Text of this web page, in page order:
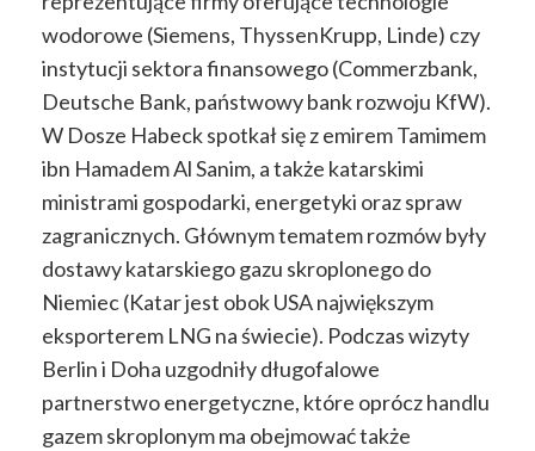
wodorowe (Siemens, ThyssenKrupp, Linde) czy
instytucji sektora finansowego (Commerzbank,
Deutsche Bank, państwowy bank rozwoju KfW).
W Dosze Habeck spotkał się z emirem Tamimem
ibn Hamadem Al Sanim, a także katarskimi
ministrami gospodarki, energetyki oraz spraw
zagranicznych. Głównym tematem rozmów były
dostawy katarskiego gazu skroplonego do
Niemiec (Katar jest obok USA największym
eksporterem LNG na świecie). Podczas wizyty
Berlin i Doha uzgodniły długofalowe
partnerstwo energetyczne, które oprócz handlu
gazem skroplonym ma obejmować także